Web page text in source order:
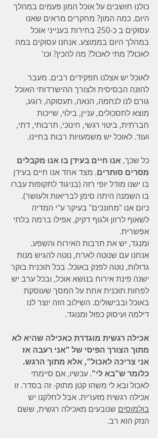
כולנו חושבים על אוכל המון פעמים במהלך
היום. כמה המון? מחקרים מראים שאנו
עסוקים ב כ-250 בחירות בענייני אוכל
במהלך היום בממוצע. אנחנו עסוקים במה
לאכול? מתי לאכול? מה להכין? וכו'
לאוכל יש אצלנו תפקידים רבים. מעבר
להזנה הבסיסית ולצורך ההישרדותי האוכל
גורם לנו לנחמה, הנאה, תעסוקה, רוגע,
מוצא לתסכולים, עניין, בילוי, שייכות
חברתית, ביטוי רגשי, חינוכי, תרבותי, דתי,
ועוד. לאוכל יש משמעויות רבות בחיינו.
כל שכך, אנו חיים בעידן בו אנו מקבלים
מסרים סותרים. מצד אחד אנו חיים בעידן
בו ישנו מודל יופי רזה (בניגוד לתקופות עברו
בו השמנה היתה סימן לבריאות ולעושר).
כיום אנו "מחונכים" בעיקר ע"י המדיה
לשאוף לרזון ולגוף דקיק, אפילו ברמה בלתי
אפשרית.
ומנגד, יש את תרבות האירוח והשפע.
אנחנו עם שנוטה לארח, נוטה להגיש מנות
גדולות, נוטה לפנק באוכל. בכל תוכנית בוקר
ישנה פינת אירוח בנושא אוכל, ובכל ערב יש
לפחות תוכנית אחת על המסך שעוסקת
באוכל ובבישולים. השילוב הזה יוצר לנו
דילמה ועיסוק כפול ומנוגד.
אכילה רגשית מוגדרת כאכילה שהיא לא
מתוך הצורך הפיסי של "אני רעבה אז
אני צריכה לאכול", אלא מתוך הרגש.
כלומר ש"בא לי". עכשיו, אם סיימתי
לאכול ובא לי משהו קטן מתוק- זה בסדר. זו
אכילה רגשית מזערית. אבל לחלקנו יש
בולמוסים שנובעים מאכילה רגשית, ששם
הנזק הוא רב.